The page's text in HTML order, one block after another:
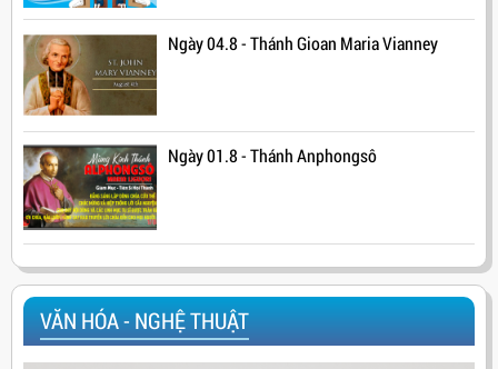
Ngày 04.8 - Thánh Gioan Maria Vianney
Ngày 01.8 - Thánh Anphongsô
VĂN HÓA - NGHỆ THUẬT